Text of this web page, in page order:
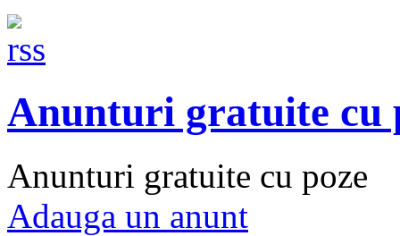
Anunturi gratuite cu
Anunturi gratuite cu poze
Adauga un anunt